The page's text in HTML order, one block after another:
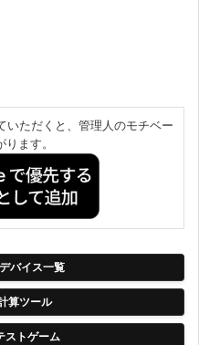
いただくと、管理人のモチベー
ます。
バイス一覧
算ツール
ストゲーム